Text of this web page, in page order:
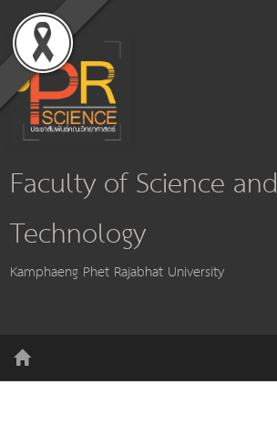
Faculty of Science and
Technology
Kamphaeng Phet Rajabhat University